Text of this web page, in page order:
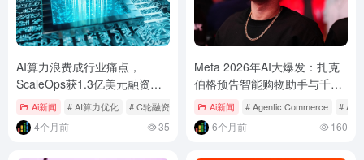
AI算力浪费成行业痛点，
ScaleOps获1.3亿美元融资，
以全自动平台优化云与GPU资
源
Ai新闻 # AI算力优化 # C轮融资 # DevOps自动化
4个月前 35
Meta 2026年AI大爆发：扎克
伯格预告智能购物助手与千亿
美元基建投入
Ai新闻 # Agentic Commerce # AI
6个月前 160